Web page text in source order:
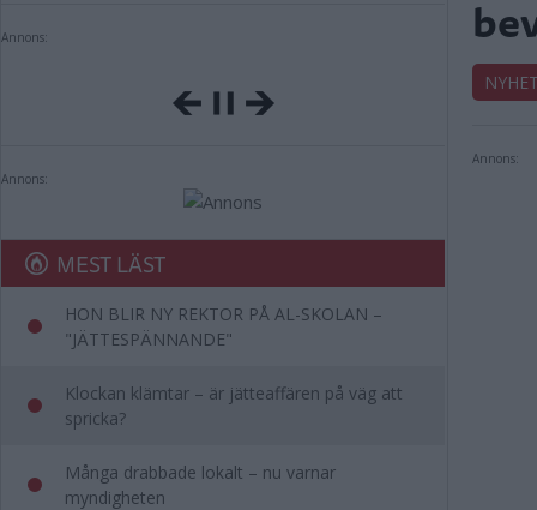
Annons:
Annons:
MEST LÄST
HON BLIR NY REKTOR PÅ AL-SKOLAN –
"JÄTTESPÄNNANDE"
Klockan klämtar – är jätteaffären på väg att
spricka?
Många drabbade lokalt – nu varnar
myndigheten
Annons: